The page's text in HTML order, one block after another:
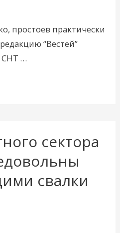
простоев практически
“Вестей”
СНТ …
сектора
свалки